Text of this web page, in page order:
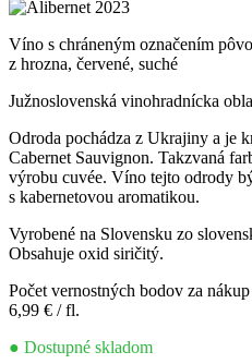
Víno s chráneným označením
z hrozna, červené, suché
Južnoslovenská vinohradnícka
Odroda pochádza z Ukrajiny a je
Cabernet Sauvignon. Takzvaná
výrobu cuvée. Víno tejto odrody
s kabernetovou aromatikou.
Vyrobené na Slovensku zo
Obsahuje oxid siričitý.
Počet vernostných bodov za
6,99 € / fl.
● Dostupné skladom